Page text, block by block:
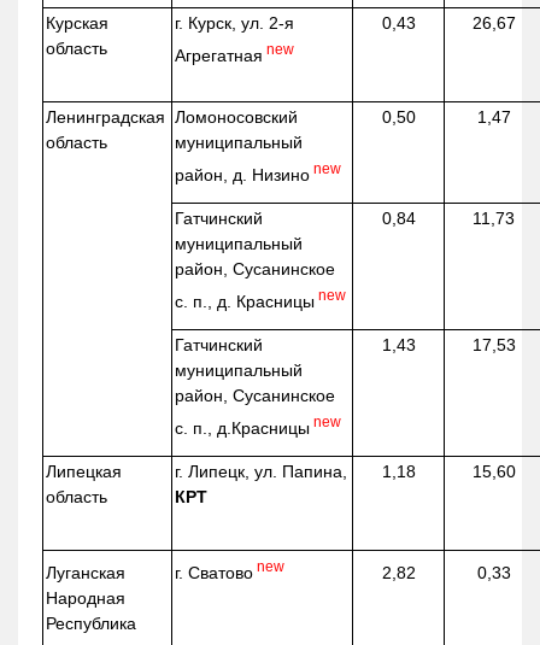
Курская
область
г. Курск, ул. 2-я
Агрегатная new
0,43 26,67
Ленинградская
область
Ломоносовский
муниципальный
район, д. Низино new
0,50 1,47
Гатчинский
муниципальный
район, Сусанинское
с. п., д. Красницы new
0,84 11,73
Гатчинский
муниципальный
район, Сусанинское
с. п., д.Красницы new
1,43 17,53
Липецкая
область
г. Липецк, ул. Папина,
КРТ
1,18 15,60
Луганская
Народная
Республика
г. Сватово new 2,82 0,33